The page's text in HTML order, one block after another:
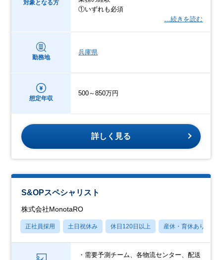
対象となる方
①いずれも必須
…続きを読む
勤務地
兵庫県
想定年収
500～850万円
詳しく見る
S&OPスペシャリスト
株式会社MonotaRO
正社員採用 土日祝休み 休日120日以上 産休・育休あり
・需要予測チーム、各物流センター、配送